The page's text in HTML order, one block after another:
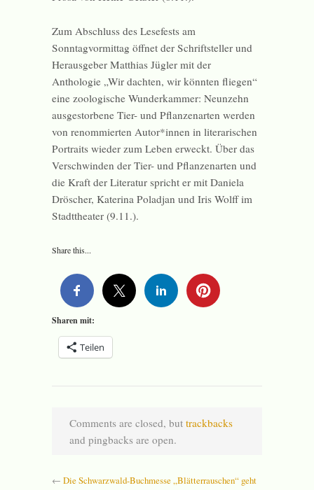
Zum Abschluss des Lesefests am
Sonntagvormittag öffnet der Schriftsteller und
Herausgeber Matthias Jügler mit der
Anthologie „Wir dachten, wir könnten fliegen“
eine zoologische Wunderkammer: Neunzehn
ausgestorbene Tier- und Pflanzenarten werden
von renommierten Autor*innen in literarischen
Portraits wieder zum Leben erweckt. Über das
Verschwinden der Tier- und Pflanzenarten und
die Kraft der Literatur spricht er mit Daniela
Dröscher, Katerina Poladjan und Iris Wolff im
Stadttheater (9.11.).
Share this...
Sharen mit:
Teilen
Comments are closed, but trackbacks
and pingbacks are open.
← Die Schwarzwald-Buchmesse „Blätterrauschen“ geht